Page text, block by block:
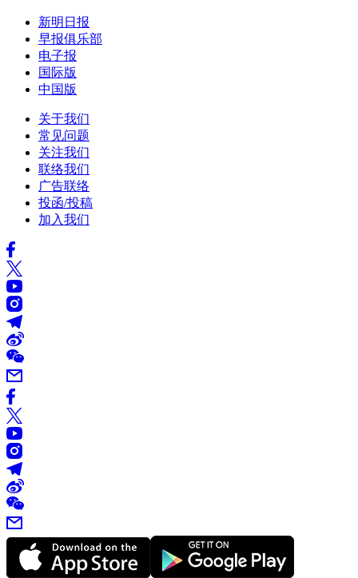
新明日报
早报俱乐部
电子报
国际版
中国版
关于我们
常见问题
关注我们
联络我们
广告联络
投函/投稿
加入我们